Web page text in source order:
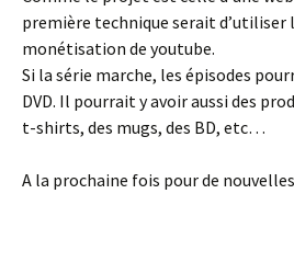
première technique serait
monétisation de youtube.
Si la série marche, les épisodes
DVD. Il pourrait y avoir aussi des
t-shirts, des mugs, des BD, etc…
A la prochaine fois pour de